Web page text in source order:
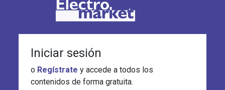
Iniciar sesión
o Regístrate y accede a todos los
contenidos de forma gratuita.